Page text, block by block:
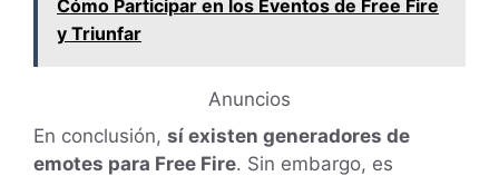
Cómo Participar en los Eventos de Free Fire
y Triunfar
Anuncios
En conclusión, sí existen generadores de
emotes para Free Fire. Sin embargo, es